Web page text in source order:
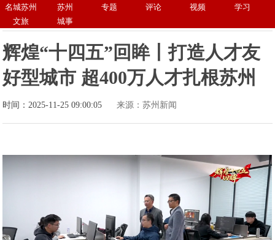
名城苏州 苏州 专题 评论 视频
学习
文旅
城事
辉煌“十四五”回眸丨打造人才友
好型城市 超400万人才扎根苏州
时间：2025-11-25 09:00:05 来源：苏州新闻